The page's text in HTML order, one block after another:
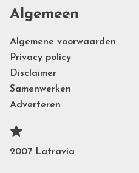
Algemeen
Algemene voorwaarden
Privacy policy
Disclaimer
Samenwerken
Adverteren
2007 Latravia